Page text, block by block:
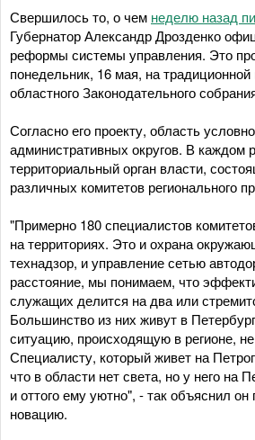
Свершилось то, о чем неделю назад
Губернатор Александр Дрозденко
реформы системы управления. Это
понедельник, 16 мая, на
областного Законодательного
Согласно его проекту, область
административных округов. В каждом
территориальный орган власти,
различных комитетов регионального
"Примерно 180 специалистов
на территориях. Это и охрана
технадзор, и управление сетью
расстояние, мы понимаем, что
служащих делится на два или
Большинство из них живут в
ситуацию, происходящую в регионе,
Специалисту, который живет на
что в области нет света, но у него на
и оттого ему уютно", - так объяснил
новацию.